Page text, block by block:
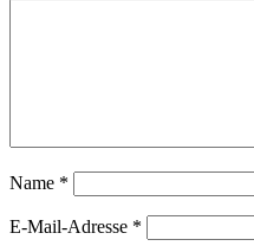
Name *
E-Mail-Adresse *